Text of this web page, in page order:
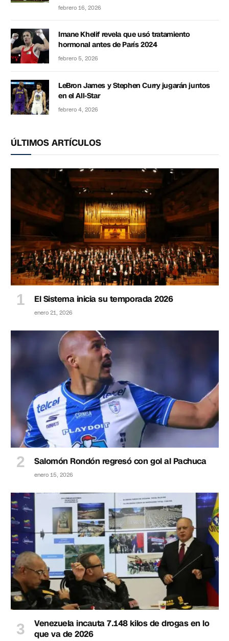
febrero 16, 2026
Imane Khelif revela que usó tratamiento
hormonal antes de París 2024
febrero 5, 2026
LeBron James y Stephen Curry jugarán juntos
en el All-Star
febrero 4, 2026
ÚLTIMOS ARTÍCULOS
El Sistema inicia su temporada 2026
enero 21, 2026
Salomón Rondón regresó con gol al Pachuca
enero 15, 2026
Venezuela incauta 7.148 kilos de drogas en lo
que va de 2026